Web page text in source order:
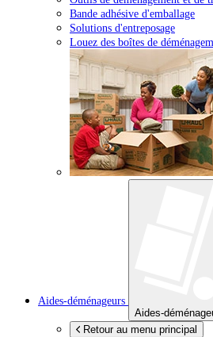
Bande adhésive d'emballage
Solutions d'entreposage
Louez des boîtes de
Aides-déménageurs
Aides-
Retour au menu principal